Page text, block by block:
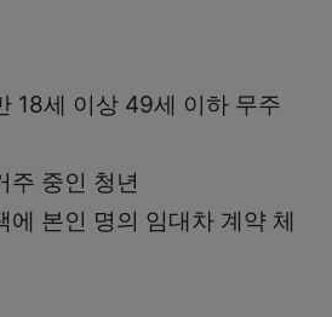
18세 이상 49세 이하 무주
주 중인 청년
에 본인 명의 임대차 계약 체